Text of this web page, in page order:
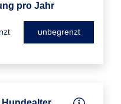
pro Jahr
unbegrenzt